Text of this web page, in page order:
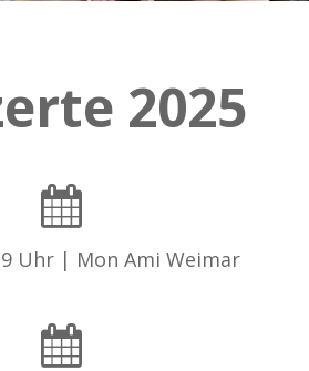
2025
Uhr | Mon Ami Weimar